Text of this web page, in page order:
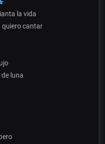
la vida
quiero cantar
luna